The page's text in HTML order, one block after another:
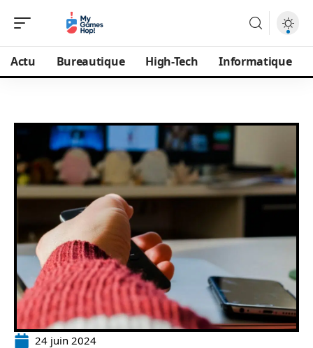
Actu Bureautique High-Tech Informatique
24 juin 2024